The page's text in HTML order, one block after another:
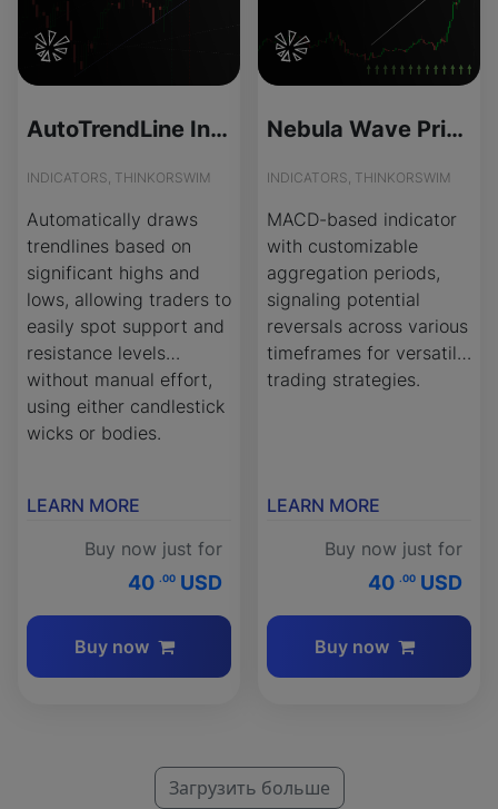
AutoTrendLine Indicator for ThinkOrSwim
INDICATORS, THINKORSWIM
Automatically draws
trendlines based on
significant highs and
lows, allowing traders to
easily spot support and
resistance levels
without manual effort,
using either candlestick
wicks or bodies.
LEARN MORE
Buy now just for
40 .00 USD
Buy now
Nebula Wave Price for ThinkOrSwim
INDICATORS, THINKORSWIM
MACD-based indicator
with customizable
aggregation periods,
signaling potential
reversals across various
timeframes for versatile
trading strategies.
LEARN MORE
Buy now just for
40 .00 USD
Buy now
Загрузить больше